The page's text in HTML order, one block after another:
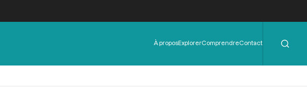
Menu
de
À proposExplorerComprendreContact